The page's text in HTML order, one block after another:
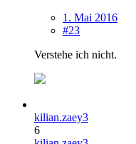
1. Mai 2016
#23
Verstehe ich nicht.
kilian.zaey3
6